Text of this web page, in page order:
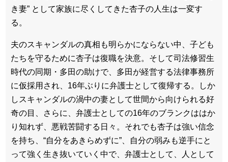
き妻” として家族に尽くしてきた杏子の人生は一変す
る。
夫のスキャンダルの真相も明らかにならない中、子ども
たちを守るために杏子は復職を決意。そして司法修習生
時代の同期・多田の助けで、多田が経営する法律事務所
に仮採用され、16年ぶりに弁護士として復帰する。しか
しスキャンダルの渦中の妻として世間から向けられる好
奇の目、さらに、弁護士としての16年のブランクははか
り知れず、悪戦苦闘する日々。それでも杏子は強い信念
を持ち、“自分をあきらめずに”、自分の弱みも逆手にと
って強く生き抜いていく中で、弁護士として、人として